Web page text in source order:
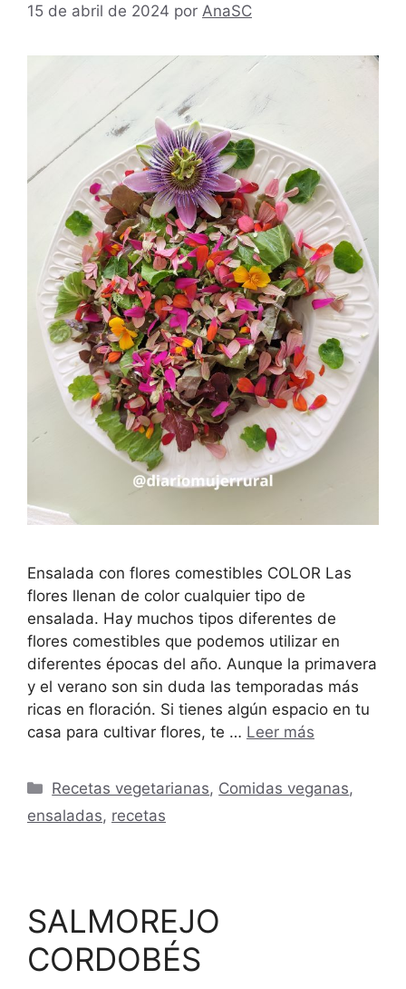
15 de abril de 2024 por AnaSC
Ensalada con flores comestibles COLOR Las
flores llenan de color cualquier tipo de
ensalada. Hay muchos tipos diferentes de
flores comestibles que podemos utilizar en
diferentes épocas del año. Aunque la primavera
y el verano son sin duda las temporadas más
ricas en floración. Si tienes algún espacio en tu
casa para cultivar flores, te … Leer más
Categorías
Recetas vegetarianas, Comidas veganas,
ensaladas, recetas
SALMOREJO
CORDOBÉS